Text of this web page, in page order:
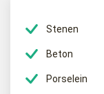
het verwijderen van
op dat bijvoorbeeld
Stenen
Beton
Porselein